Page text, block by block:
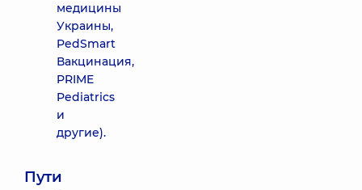
медицины
Украины,
PedSmart
Вакцинация,
PRIME
Pediatrics
и
другие).
Пути